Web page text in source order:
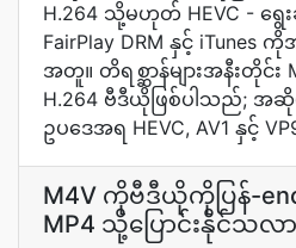
H.264 သို့မဟုတ် HEVC - ရွေ
FairPlay DRM နှင့် iTunes
အတူ။ တိရစ္ဆာန်များအနီးတိုင်း
H.264 ဗီဒီယိုဖြစ်ပါသည်; အ
ဥပဒေအရ HEVC, AV1 နှင့်
M4V ကိုဗီဒီယိုကိုပြန်-
MP4 သို့ပြောင်းနိုင်သလာ